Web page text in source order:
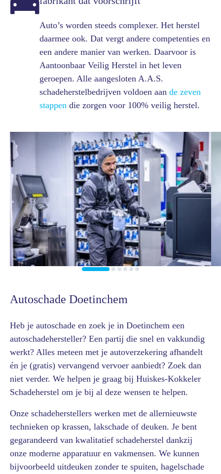
Auto’s worden steeds complexer. Het herstel
daarmee ook. Dat vergt andere competenties en
een andere manier van werken. Daarvoor is
Aantoonbaar Veilig Herstel in het leven
geroepen. Alle aangesloten A.A.S.
schadeherstelbedrijven voldoen aan de zeven
stappen die zorgen voor 100% veilig herstel.
Autoschade Doetinchem
Heb je autoschade en zoek je in Doetinchem een
autoschadehersteller? Een partij die snel en vakkundig
werkt? Alles meteen met je autoverzekering afhandelt
én je (gratis) vervangend vervoer aanbiedt? Zoek dan
niet verder. We helpen je graag bij Huiskes-Kokkeler
Schadeherstel om je bij al deze wensen te helpen.
Onze schadeherstellers werken met de allernieuwste
technieken op krassen, lakschade of deuken. Je bent
gegarandeerd van kwalitatief schadeherstel dankzij
onze moderne apparatuur en vakmensen. We kunnen
bijvoorbeeld uitdeuken zonder te spuiten, hagelschade